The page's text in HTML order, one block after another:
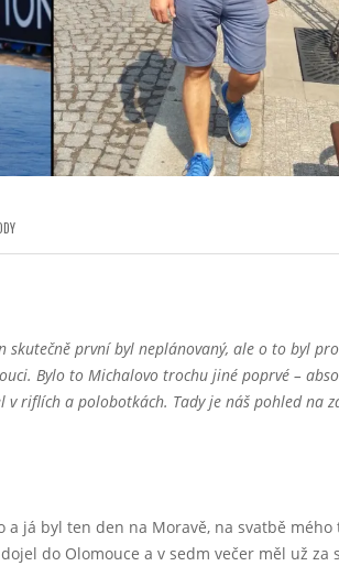
skutečně první byl neplánovaný, ale o to byl
Bylo to Michalovo trochu jiné poprvé –
v riflích a polobotkách. Tady je náš pohled na
já byl ten den na Moravě, na svatbě mého
do Olomouce a v sedm večer měl už za